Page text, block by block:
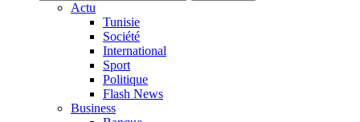
Actu
Tunisie
Société
International
Sport
Politique
Flash News
Business